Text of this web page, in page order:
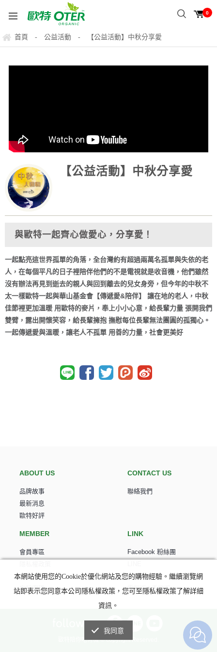
0
首頁 - 公益活動 - 【公益活動】中秋分享愛
【公益活動】中秋分享愛
與歐特一起齊心做愛心，分享愛！
一起點亮這世界孤單的角落，全台灣約有超過兩萬名孤單與失依的老
人，在每個平凡的日子裡陪伴他們的不是電視就是收音機，他們雖然
沒有辦法再見到逝去的親人與回到離去的兒女身旁，但今年的中秋不
太一樣歐特一起與華山基金會【傳遞愛&陪伴】 讓在地的老人，中秋
佳節裡更加溫暖 用歐特的麥片，奉上小小心意，給長輩力量 張開我們
雙臂，露出開懷笑容，給長輩擁抱 撫慰每位長輩無法團圓的孤獨心。
一起傳遞愛與溫暖，讓老人不孤單 用善的力量，社會更美好
ABOUT US
品牌故事
最新消息
歐特好評
CONTACT US
聯絡我們
MEMBER
會員專區
購物須知
忘記密碼
LINK
Facebook 粉絲團
Youtube頻道
電腦版|手機版
歐特陪你吃有機 © copyright Reserved.
本網站使用您的Cookie於優化網站及您的購物經驗。繼續瀏覽網
站即表示您同意本公司隱私權政策，您可至隱私權政策了解詳細
資訊。
我同意